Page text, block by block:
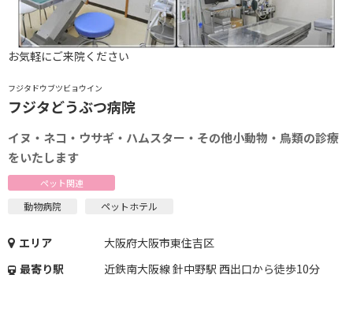
フジタドウブツビョウイン
フジタどうぶつ病院
イヌ・ネコ・ウサギ・ハムスター・その他小動物・鳥類の診療
をいたします
ペット関連
動物病院 ペットホテル
エリア
大阪府大阪市東住吉区
最寄り駅
近鉄南大阪線 針中野駅 西出口から徒歩10分
お気軽にご来院ください